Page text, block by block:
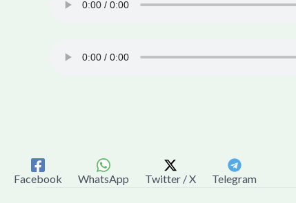
Facebook WhatsApp Twitter / X Telegram